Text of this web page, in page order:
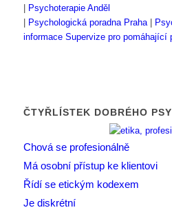
Psychoterapie Anděl
Psychologická poradna Praha|
informace Supervize pro pomáhající
ČTYŘLÍSTEK DOBRÉHO
Chová se profesionálně
Má osobní přístup ke klientovi
Řídí se etickým kodexem
Je diskrétní